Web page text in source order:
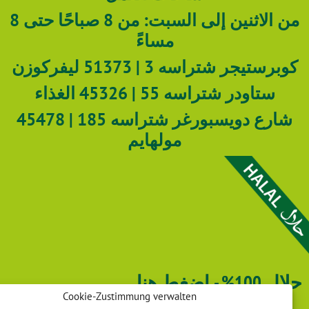
Cookie-Zustimmung verwalten
من الاثنين إلى السبت: من 8 صباحًا حتى 8
مساءً
شتراسه 3 | 51373 ليفركوزن
ستاودر شتراسه 55 | 45326 الغذاء
شارع دويسبورغر شتراسه 185 | 45478
مولهايم
- اضغط هنا